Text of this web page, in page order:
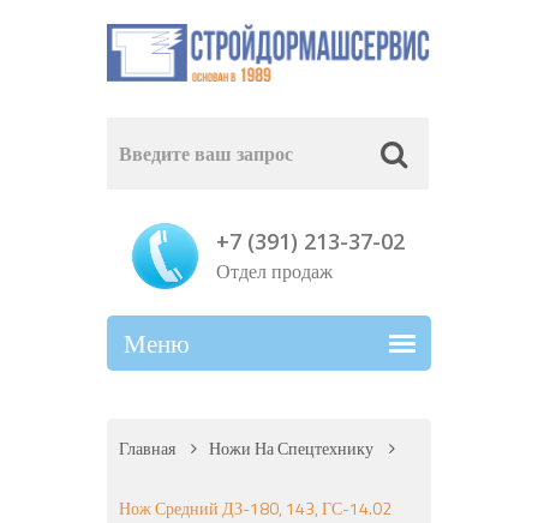
+7 (391) 213-37-02
Отдел продаж
Главная Ножи На Спецтехнику
Нож Средний ДЗ-180, 143, ГС-14.02